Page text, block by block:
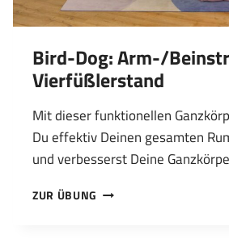
Bird-Dog: Arm-/
Vierfüßlerstand
Mit dieser funktionellen
Du effektiv Deinen gesamten
und verbesserst Deine
ZUR ÜBUNG BIRD-